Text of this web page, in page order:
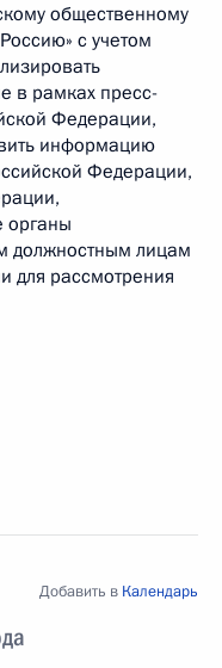
общественному
с учетом
в рамках пресс-
Федерации,
информацию
Федерации,
органы
должностным лицам
для рассмотрения
Добавить в Календарь